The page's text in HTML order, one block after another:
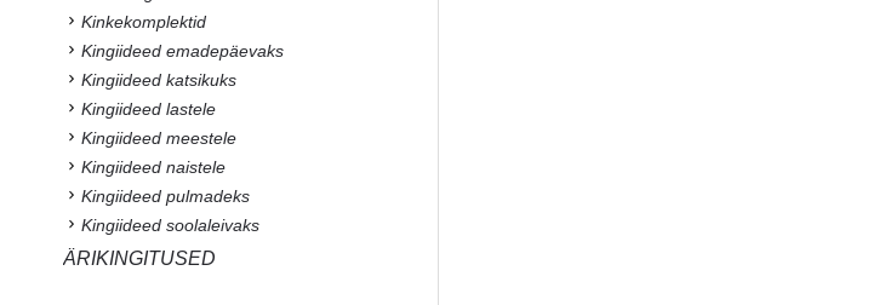
Kinkekomplektid
Kingiideed emadepäevaks
Kingiideed katsikuks
Kingiideed lastele
Kingiideed meestele
Kingiideed naistele
Kingiideed pulmadeks
Kingiideed soolaleivaks
ÄRIKINGITUSED